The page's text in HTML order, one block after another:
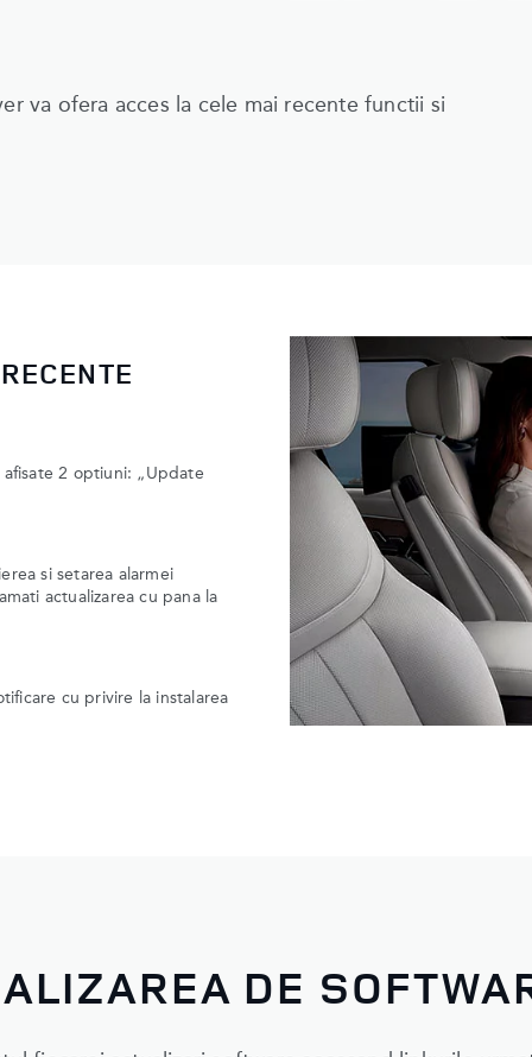
va ofera acces la cele mai recente functii si
2 optiuni: „Update
si setarea alarmei
actualizarea cu pana la
cu privire la instalarea
DE